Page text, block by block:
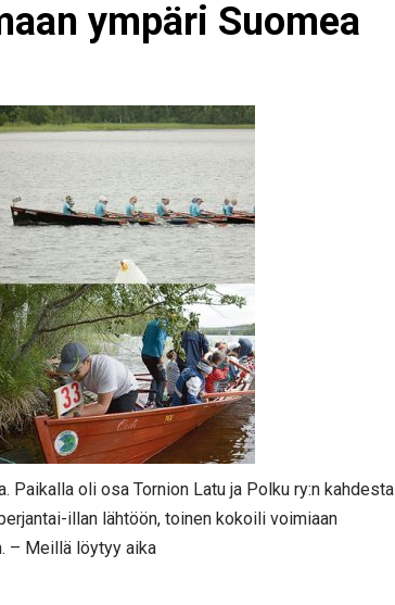
ympäri Suomea
Paikalla oli osa Tornion Latu ja Polku ry:n kahdesta
illan lähtöön, toinen kokoili voimiaan
– Meillä löytyy aika